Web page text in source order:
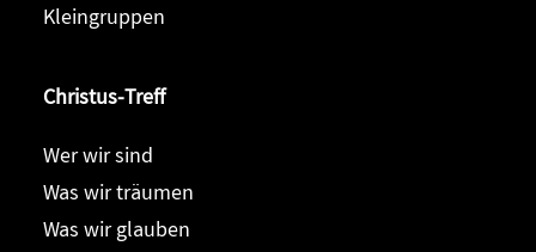
Kleingruppen
Christus-Treff
Wer wir sind
Was wir träumen
Was wir glauben